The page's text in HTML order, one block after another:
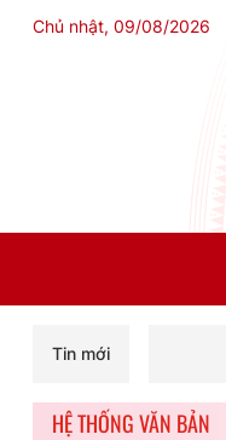
Chủ nhật, 09/08/2026
Tin mới
HỆ THỐNG VĂN BẢN